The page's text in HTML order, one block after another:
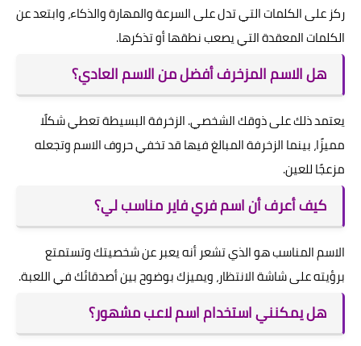
ركز على الكلمات التي تدل على السرعة والمهارة والذكاء، وابتعد عن
الكلمات المعقدة التي يصعب نطقها أو تذكرها.
هل الاسم المزخرف أفضل من الاسم العادي؟
يعتمد ذلك على ذوقك الشخصي. الزخرفة البسيطة تعطي شكلًا
مميزًا، بينما الزخرفة المبالغ فيها قد تخفي حروف الاسم وتجعله
مزعجًا للعين.
كيف أعرف أن اسم فري فاير مناسب لي؟
الاسم المناسب هو الذي تشعر أنه يعبر عن شخصيتك وتستمتع
برؤيته على شاشة الانتظار، ويميزك بوضوح بين أصدقائك في اللعبة.
هل يمكنني استخدام اسم لاعب مشهور؟